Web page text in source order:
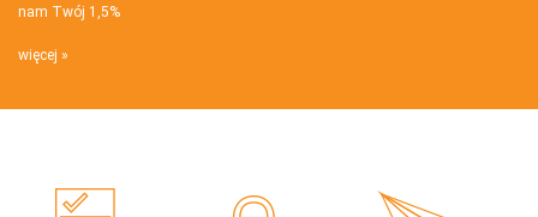
nam Twój 1,5%
więcej